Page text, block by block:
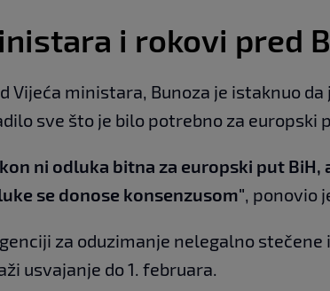
i rokovi pred
Vijeća ministara, Bunoza je istaknuo da
sve što je bilo potrebno za europski
ni odluka bitna za europski put BiH,
se donose konsenzusom" , ponovio
za oduzimanje nelegalno stečene
usvajanje do 1. februara.